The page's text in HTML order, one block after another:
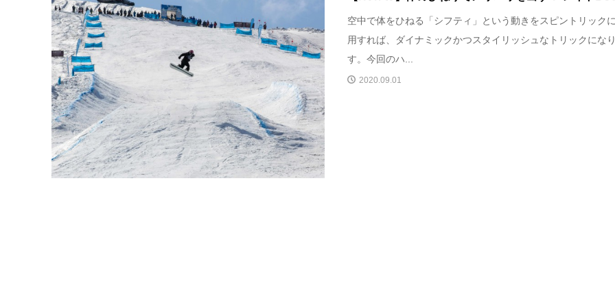
空中で体をひねる「シフティ」という動きをスピントリック
用すれば、ダイナミックかつスタイリッシュなトリックにな
す。今回のハ...
2020.09.01